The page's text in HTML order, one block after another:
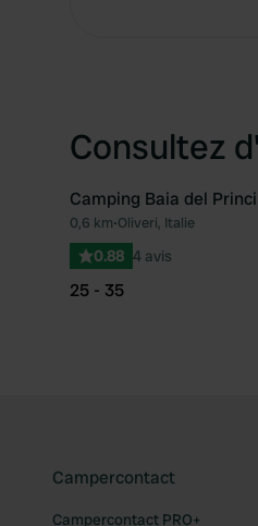
Consultez
Camping Baia del
0,6 km•Oliveri, Italie
0.88 4 avis
25 - 35
Campercontact
Campercontact PRO+